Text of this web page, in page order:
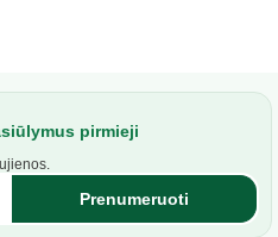
pirmieji
Prenumeruoti